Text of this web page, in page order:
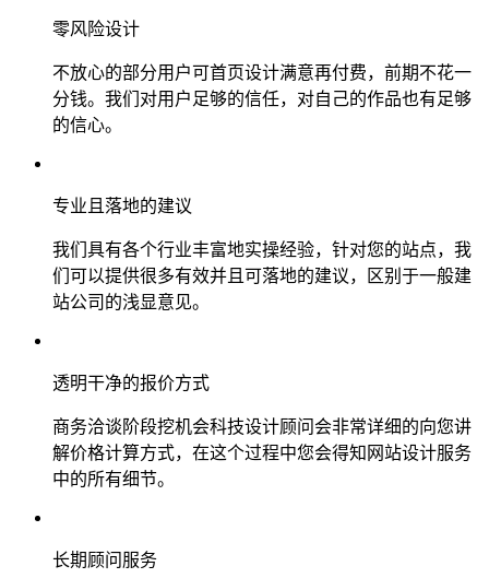
零风险设计
不放心的部分用户可首页设计满意再付费，前期不花一
分钱。我们对用户足够的信任，对自己的作品也有足够
的信心。
专业且落地的建议
我们具有各个行业丰富地实操经验，针对您的站点，我
们可以提供很多有效并且可落地的建议，区别于一般建
站公司的浅显意见。
透明干净的报价方式
商务洽谈阶段挖机会科技设计顾问会非常详细的向您讲
解价格计算方式，在这个过程中您会得知网站设计服务
中的所有细节。
长期顾问服务